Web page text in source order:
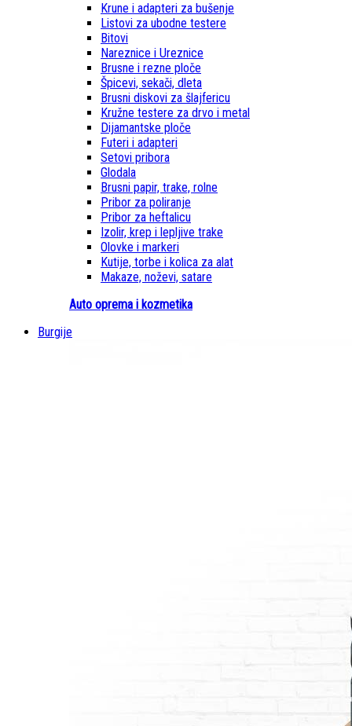
Krune i adapteri za bušenje
Listovi za ubodne testere
Bitovi
Nareznice i Ureznice
Brusne i rezne ploče
Špicevi, sekači, dleta
Brusni diskovi za šlajfericu
Kružne testere za drvo i metal
Dijamantske ploče
Futeri i adapteri
Setovi pribora
Glodala
Brusni papir, trake, rolne
Pribor za poliranje
Pribor za heftalicu
Izolir, krep i lepljive trake
Olovke i markeri
Kutije, torbe i kolica za alat
Makaze, noževi, satare
Auto oprema i kozmetika
Burgije